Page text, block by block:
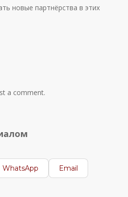
новые партнёрства в этих
a comment.
WhatsApp Email